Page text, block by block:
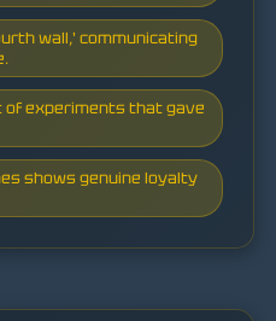
wall,' communicating
of experiments that gave
shows genuine loyalty